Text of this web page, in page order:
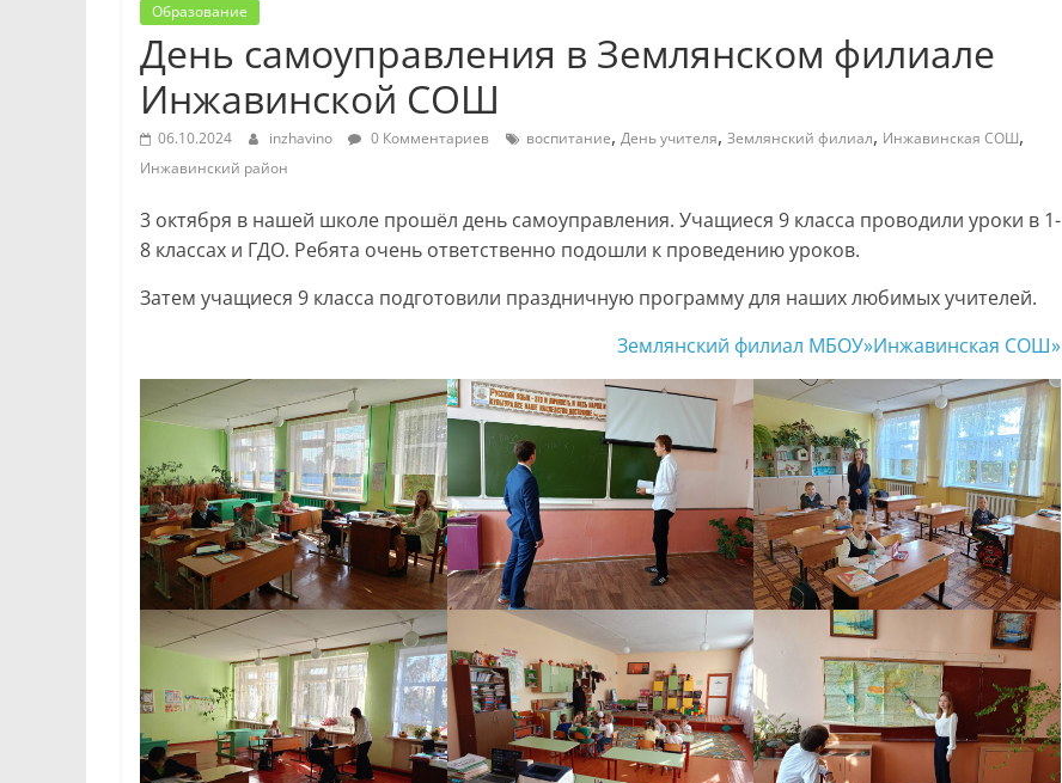
Образование
День самоуправления в Землянском филиале
Инжавинской СОШ
06.10.2024 inzhavino 0 Комментариев воспитание, День учителя, Землянский филиал, Инжавинская СОШ,
Инжавинский район
3 октября в нашей школе прошёл день самоуправления. Учащиеся 9 класса проводили уроки в 1-
8 классах и ГДО. Ребята очень ответственно подошли к проведению уроков.
Затем учащиеся 9 класса подготовили праздничную программу для наших любимых учителей.
Землянский филиал МБОУ»Инжавинская СОШ»